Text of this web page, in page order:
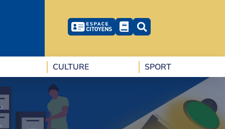
CULTURE SPORT